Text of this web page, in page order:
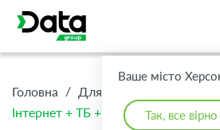
Ваше місто
Так, все вірно
+ Моб. зв'язок
Головна / Для Дому
Інтернет + ТБ + Моб. зв'язок